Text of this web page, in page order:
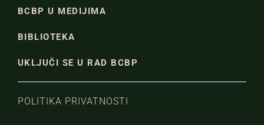
BCBP U MEDIJIMA
BIBLIOTEKA
UKLJUČI SE U RAD BCBP
POLITIKA PRIVATNOSTI